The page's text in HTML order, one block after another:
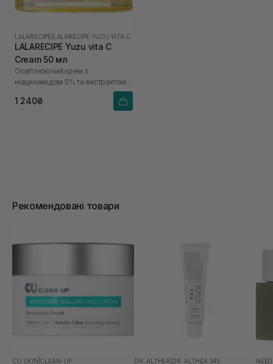
LALARECIPE LALARECIPE YUZU VITA C
LALARECIPE Yuzu vita C
Cream 50 мл
Освітлюючий крем з
ніацинамідом 5% та екстрактом
1 240₴
Рекомендовані товари
CU SKIN CLEAN-UP DR. ALTHEA DR. ALTHEA 345